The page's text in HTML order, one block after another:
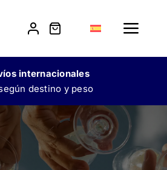
Toggle
internacionales
destino y peso